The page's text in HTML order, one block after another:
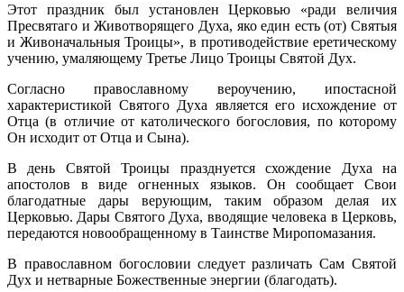
Этот праздник был установлен Церковью «ради величия
Пресвятаго и Животворящего Духа, яко един есть (от) Святыя
и Живоначальныя Троицы», в противодействие еретическому
учению, умаляющему Третье Лицо Троицы Святой Дух.
Согласно православному вероучению, ипостасной
характеристикой Святого Духа является его исхождение от
Отца (в отличие от католического богословия, по которому
Он исходит от Отца и Сына).
В день Святой Троицы празднуется схождение Духа на
апостолов в виде огненных языков. Он сообщает Свои
благодатные дары верующим, таким образом делая их
Церковью. Дары Святого Духа, вводящие человека в Церковь,
передаются новообращенному в Таинстве Миропомазания.
В православном богословии следует различать Сам Святой
Дух и нетварные Божественные энергии (благодать).